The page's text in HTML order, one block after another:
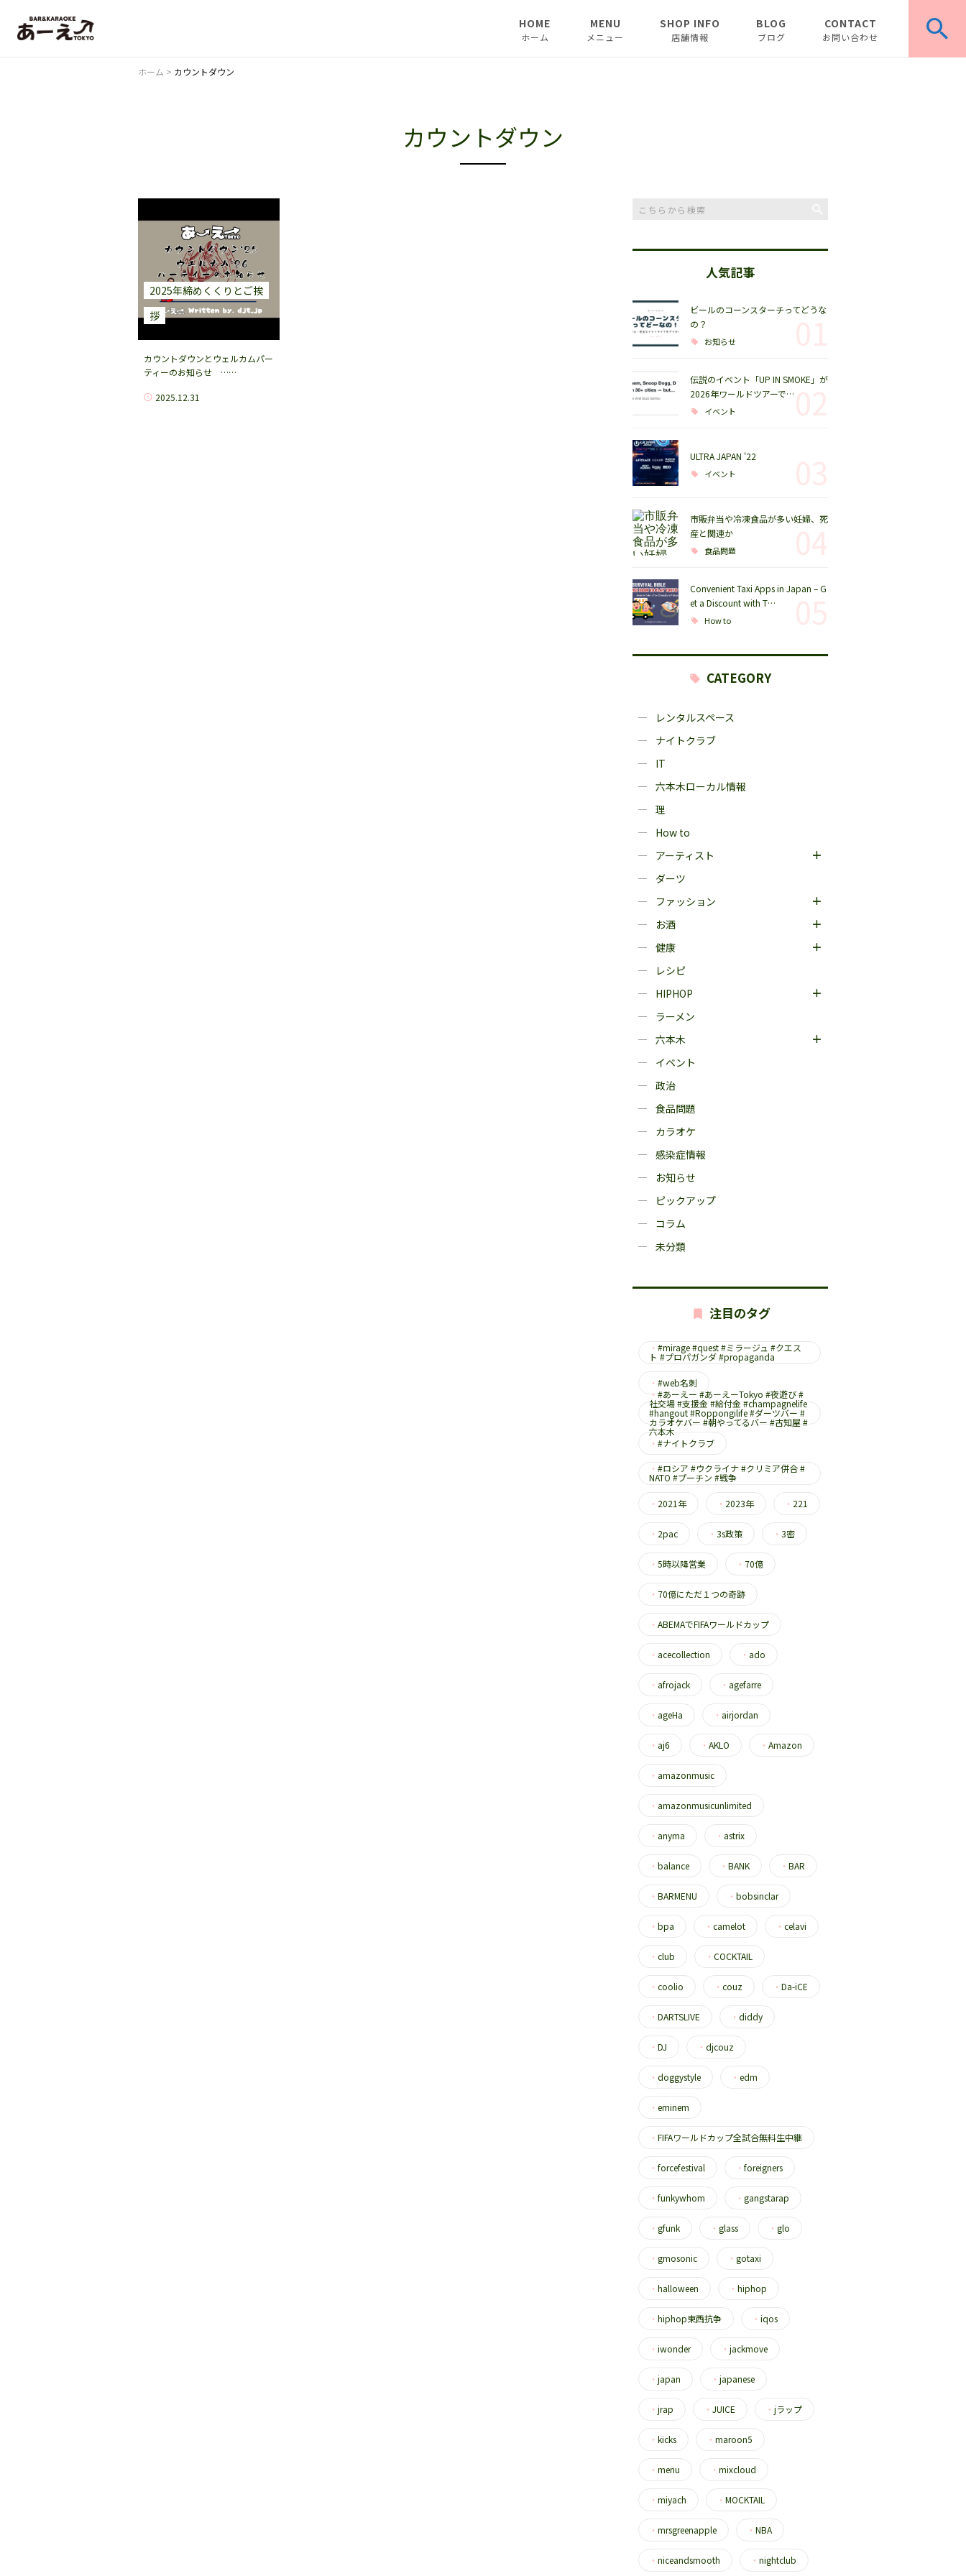
HOME
ホーム
MENU
メニュー
SHOP INFO
店舗情報
BLOG
ブログ
CONTACT
お問い合わせ
ホーム > カウントダウン
カウントダウン
2025年締めくくりとご挨
拶
カウントダウンとウェルカムパー
ティーのお知らせ ……
2025.12.31
人気記事
ビールのコーンスターチってどうな
の？
お知らせ
伝説のイベント「UP IN SMOKE」が
2026年ワールドツアーで…
イベント
ULTRA JAPAN '22
イベント
市販弁当や冷凍食品が多い妊婦、死
産と関連か
食品問題
Convenient Taxi Apps in Japan – G
et a Discount with T…
How to
CATEGORY
レンタルスペース
ナイトクラブ
IT
六本木ローカル情報
理
How to
アーティスト
ダーツ
ファッション
お酒
健康
レシピ
HIPHOP
ラーメン
六本木
イベント
政治
食品問題
カラオケ
感染症情報
お知らせ
ピックアップ
コラム
未分類
注目のタグ
・ #mirage #quest #ミラージュ #クエス
ト #プロパガンダ #propaganda
・ #web名刺
・ #あーえー #あーえーTokyo #夜遊び #
社交場 #支援金 #給付金 #champagnelife
#hangout #Roppongilife #ダーツバー #
カラオケバー #朝やってるバー #古知屋 #
六本木
・ #ナイトクラブ
・ #ロシア #ウクライナ #クリミア併合 #
NATO #プーチン #戦争
・ 2021年 ・ 2023年 ・ 221
・ 2pac ・ 3s政策 ・ 3密
・ 5時以降営業 ・ 70億
・ 70億にただ１つの奇跡
・ ABEMAでFIFAワールドカップ
・ acecollection ・ ado
・ afrojack ・ agefarre
・ ageHa ・ airjordan
・ aj6 ・ AKLO ・ Amazon
・ amazonmusic
・ amazonmusicunlimited
・ anyma ・ astrix
・ balance ・ BANK ・ BAR
・ BARMENU ・ bobsinclar
・ bpa ・ camelot ・ celavi
・ club ・ COCKTAIL
・ coolio ・ couz ・ Da-iCE
・ DARTSLIVE ・ diddy
・ DJ ・ djcouz
・ doggystyle ・ edm
・ eminem
・ FIFAワールドカップ全試合無料生中継
・ forcefestival ・ foreigners
・ funkywhom ・ gangstarap
・ gfunk ・ glass ・ glo
・ gmosonic ・ gotaxi
・ halloween ・ hiphop
・ hiphop東西抗争 ・ iqos
・ iwonder ・ jackmove
・ japan ・ japanese
・ jrap ・ JUICE ・ jラップ
・ kicks ・ maroon5
・ menu ・ mixcloud
・ miyach ・ MOCKTAIL
・ mrsgreenapple ・ NBA
・ niceandsmooth ・ nightclub